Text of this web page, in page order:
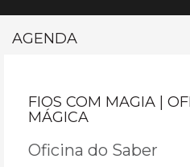
AGENDA
FIOS COM MAGIA |
MÁGICA
Oficina do Saber